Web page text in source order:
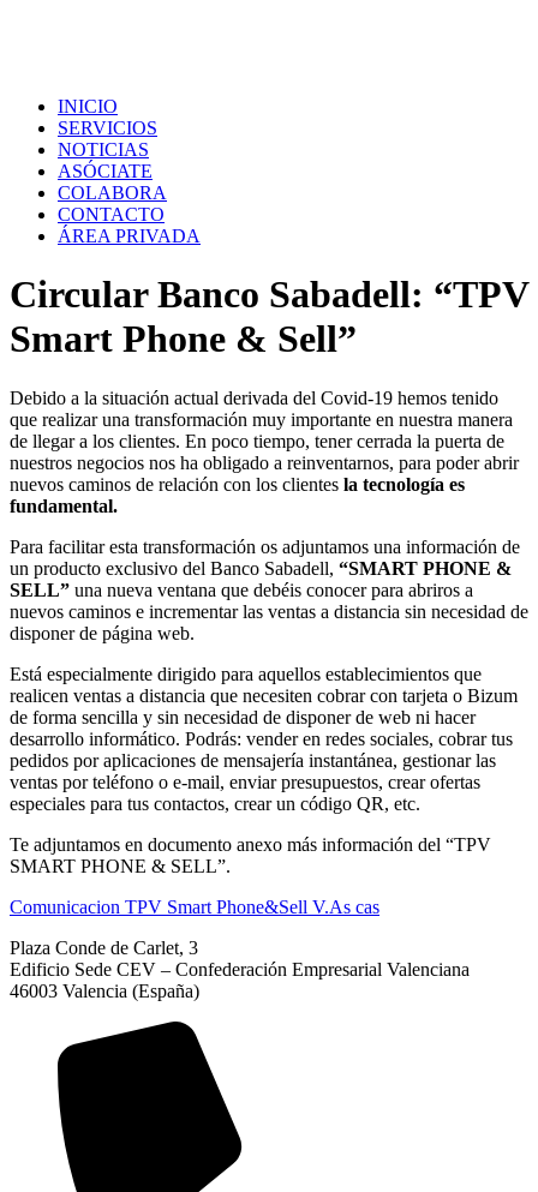
INICIO
SERVICIOS
NOTICIAS
ASÓCIATE
COLABORA
CONTACTO
ÁREA PRIVADA
Circular Banco Sabadell: “TPV
Smart Phone & Sell”
Debido a la situación actual derivada del Covid-19 hemos tenido
que realizar una transformación muy importante en nuestra manera
de llegar a los clientes. En poco tiempo, tener cerrada la puerta de
nuestros negocios nos ha obligado a reinventarnos, para poder abrir
nuevos caminos de relación con los clientes la tecnología es
fundamental.
Para facilitar esta transformación os adjuntamos una información de
un producto exclusivo del Banco Sabadell, “SMART PHONE &
SELL” una nueva ventana que debéis conocer para abriros a
nuevos caminos e incrementar las ventas a distancia sin necesidad de
disponer de página web.
Está especialmente dirigido para aquellos establecimientos que
realicen ventas a distancia que necesiten cobrar con tarjeta o Bizum
de forma sencilla y sin necesidad de disponer de web ni hacer
desarrollo informático. Podrás: vender en redes sociales, cobrar tus
pedidos por aplicaciones de mensajería instantánea, gestionar las
ventas por teléfono o e-mail, enviar presupuestos, crear ofertas
especiales para tus contactos, crear un código QR, etc.
Te adjuntamos en documento anexo más información del “TPV
SMART PHONE & SELL”.
Comunicacion TPV Smart Phone&Sell V.As cas
Plaza Conde de Carlet, 3
Edificio Sede CEV – Confederación Empresarial Valenciana
46003 Valencia (España)